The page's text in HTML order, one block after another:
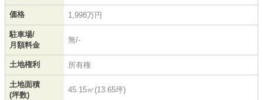
価格 1,998万円
駐車場/
月額料金
無/-
土地権利 所有権
土地面積
(坪数)
45.15㎡(13.65坪)